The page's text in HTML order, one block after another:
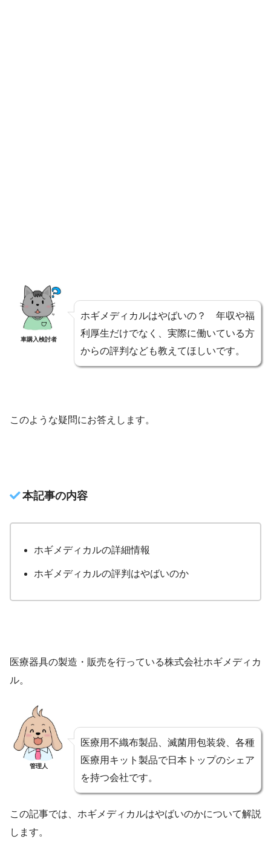
車購入検討者
ホギメディカルはやばいの？ 年収や福
利厚生だけでなく、実際に働いている方
からの評判なども教えてほしいです。
このような疑問にお答えします。
本記事の内容
ホギメディカルの詳細情報
ホギメディカルの評判はやばいのか
医療器具の製造・販売を行っている株式会社ホギメディカ
ル。
管理人
医療用不織布製品、滅菌用包装袋、各種
医療用キット製品で日本トップのシェア
を持つ会社です。
この記事では、ホギメディカルはやばいのかについて解説
します。